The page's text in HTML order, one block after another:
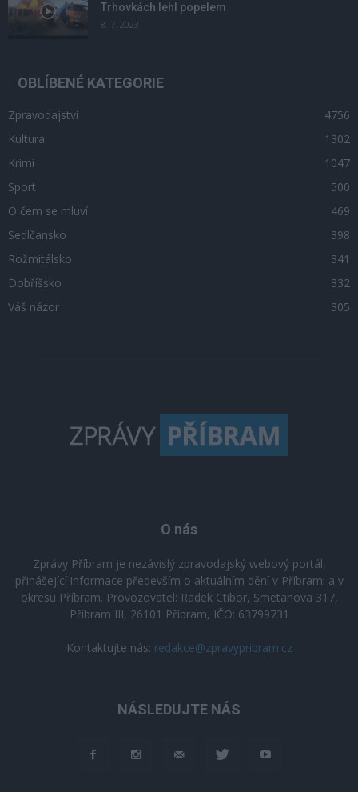
Trhovkách lehl popelem
8. 7. 2023
OBLÍBENÉ KATEGORIE
Zpravodajství
4756
Kultura
1302
Krimi
1047
Sport
500
O čem se mluví
469
Sedlčansko
398
Rožmitálsko
341
Dobříšsko
332
Váš názor
305
O nás
Zprávy Příbram je nezávislý zpravodajský webový portál,
přinášející informace především o aktuálním dění v Příbrami a v
okresu Příbram. Provozovatel: Radek Ctibor, Smetanova 317,
Příbram III, 26101 Příbram, IČO: 63799731
Kontaktujte nás: redakce@zpravypribram.cz
NÁSLEDUJTE NÁS